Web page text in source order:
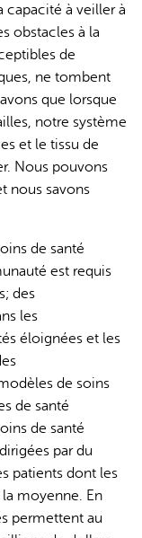
capacité à veiller à
obstacles à la
de
ne tombent
que lorsque
notre système
et le tissu de
Nous pouvons
nous savons
de santé
est requis
des
les
éloignées et les
de soins
de santé
de santé
par du
patients dont les
moyenne. En
permettent au